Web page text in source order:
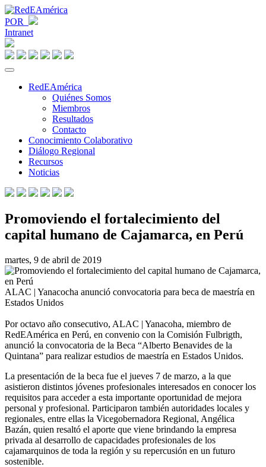
POR
Intranet
RedEAmérica
Quiénes Somos
Miembros
Resultados
Contacto
Conocimiento Colaborativo
Diálogo Regional
Recursos
Noticias
Promoviendo el fortalecimiento del
capital humano de Cajamarca, en Perú
martes, 9 de abril de 2019
ALAC | Yanacocha anunció convocatoria para beca de maestría en
Estados Unidos
Por octavo año consecutivo, ALAC | Yanacoha, miembro de
RedEAmérica en Perú, en convenio con la Comisión Fulbrigth,
anunció la convocatoria de la Beca “Alberto Benavides de la
Quintana” para realizar estudios de maestría en Estados Unidos.
La presentación de la beca fue el jueves 7 de marzo, a la que
asistieron distintos jóvenes profesionales interesados en conocer los
requisitos para acceder a esta importante oportunidad de mejora
personal y profesional. Participaron también autoridades locales y
regionales, entre ellas la Vicegobernadora Regional, Angélica
Bazán, quien resaltó el aporte que viene brindando la empresa
privada al desarrollo de capacidades profesionales de los
cajamarquinos de toda la región y su repercusión en un futuro
sostenible.